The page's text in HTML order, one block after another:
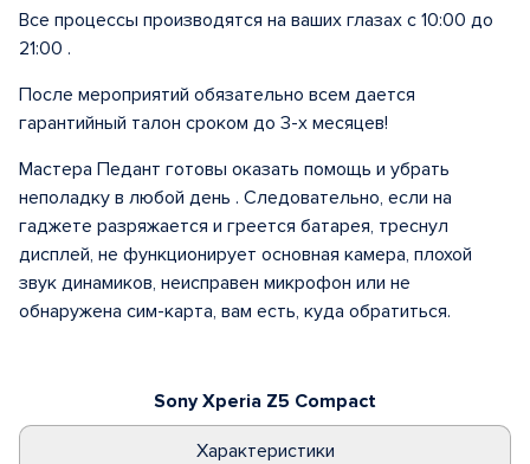
Sony Xperia Z5 Compact
Характеристики
Все процессы производятся на ваших глазах с 10:00 до
21:00 .
После мероприятий обязательно всем дается
гарантийный талон сроком до 3-х месяцев!
Мастера Педант готовы оказать помощь и убрать
неполадку в любой день . Следовательно, если на
гаджете разряжается и греется батарея, треснул
дисплей, не функционирует основная камера, плохой
звук динамиков, неисправен микрофон или не
обнаружена сим-карта, вам есть, куда обратиться.